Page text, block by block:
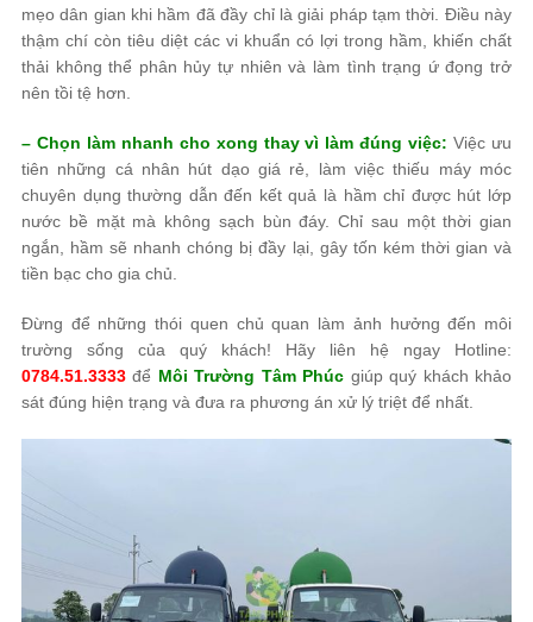
mẹo dân gian khi hầm đã đầy chỉ là giải pháp tạm thời. Điều này
thậm chí còn tiêu diệt các vi khuẩn có lợi trong hầm, khiến chất
thải không thể phân hủy tự nhiên và làm tình trạng ứ đọng trở
nên tồi tệ hơn.
– Chọn làm nhanh cho xong thay vì làm đúng việc: Việc ưu
tiên những cá nhân hút dạo giá rẻ, làm việc thiếu máy móc
chuyên dụng thường dẫn đến kết quả là hầm chỉ được hút lớp
nước bề mặt mà không sạch bùn đáy. Chỉ sau một thời gian
ngắn, hầm sẽ nhanh chóng bị đầy lại, gây tốn kém thời gian và
tiền bạc cho gia chủ.
Đừng để những thói quen chủ quan làm ảnh hưởng đến môi
trường sống của quý khách! Hãy liên hệ ngay Hotline:
0784.51.3333 để Môi Trường Tâm Phúc giúp quý khách khảo
sát đúng hiện trạng và đưa ra phương án xử lý triệt để nhất.